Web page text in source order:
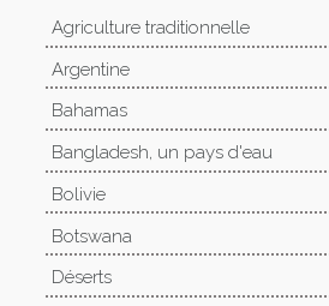
Agriculture traditionnelle
Argentine
Bahamas
Bangladesh, un pays d'eau
Bolivie
Botswana
Déserts